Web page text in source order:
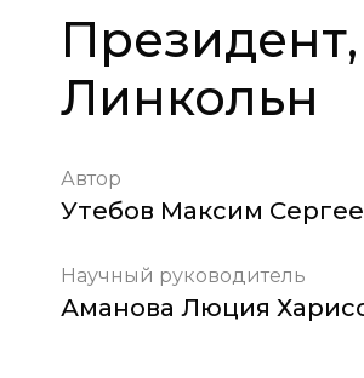
Линкольн
Автор
Утебов Максим
Научный руководитель
Аманова Люция